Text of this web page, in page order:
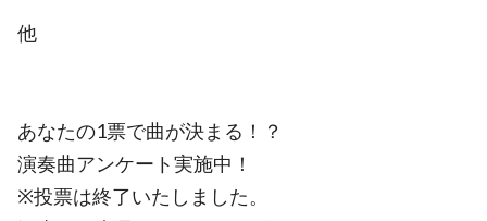
他
あなたの1票で曲が決まる！？
演奏曲アンケート実施中！
※投票は終了いたしました。